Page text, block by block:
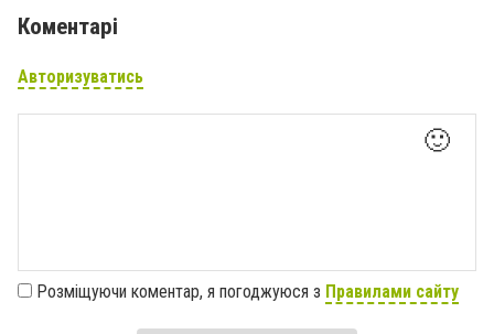
Коментарі
Авторизуватись
🙂
Розміщуючи коментар, я погоджуюся з Правилами сайту